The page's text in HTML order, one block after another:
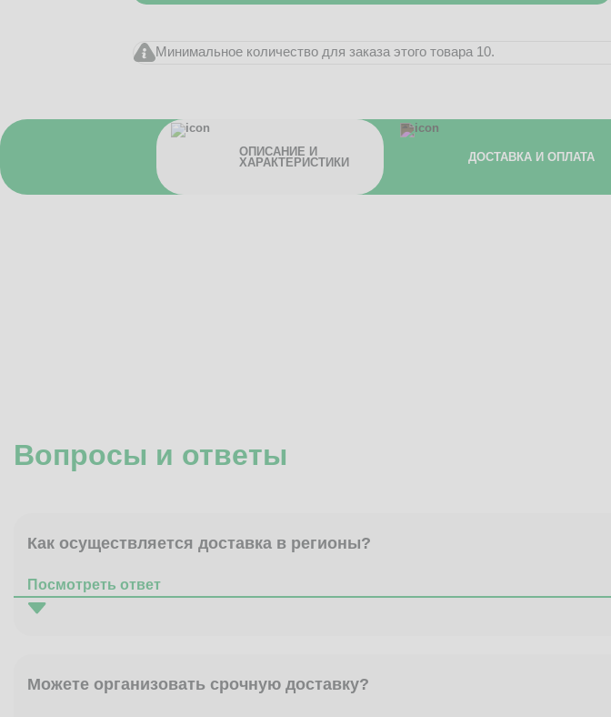
Минимальное количество для заказа этого товара 10.
ОПИСАНИЕ И
ХАРАКТЕРИСТИКИ
ДОСТАВКА И ОПЛАТА
Вопросы и ответы
Как осуществляется доставка в регионы?
Посмотреть ответ
Можете организовать срочную доставку?